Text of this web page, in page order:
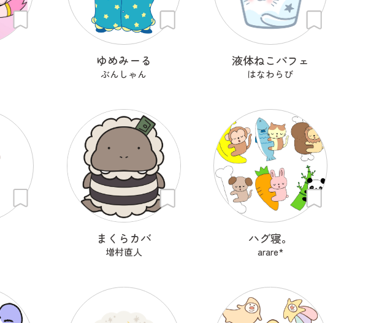
ゆめみーる
ぶんしゃん
液体ねこパフェ
はなわらび
まくらカバ
増村直人
ハグ寝。
arare*